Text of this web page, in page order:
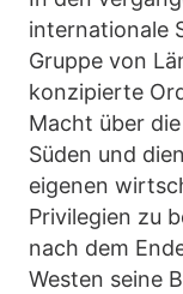
internationale
Gruppe von
konzipierte
Macht über
Süden und
eigenen
Privilegien zu
nach dem
Westen seine